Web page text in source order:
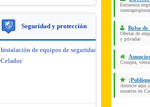
Seguridad y protección
Instalación de equipos de seguridad y protección
Celador
Encuentra
Bolsa de
Ofertas de
y privadas
Compra,
Anuncie aquí
usuarios en